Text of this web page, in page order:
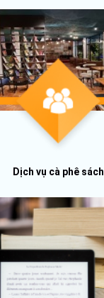
Dịch vụ cà phê sách